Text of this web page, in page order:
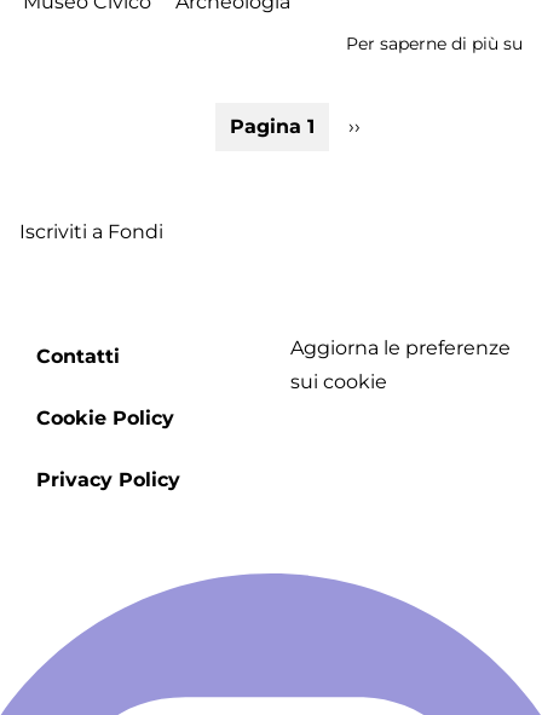
Per saperne di più su
Pagina 1
Pagina
››
Iscriviti a Fondi
Footer
Contatti
Cookie Policy
Privacy Policy
Aggiorna le preferenze
sui cookie